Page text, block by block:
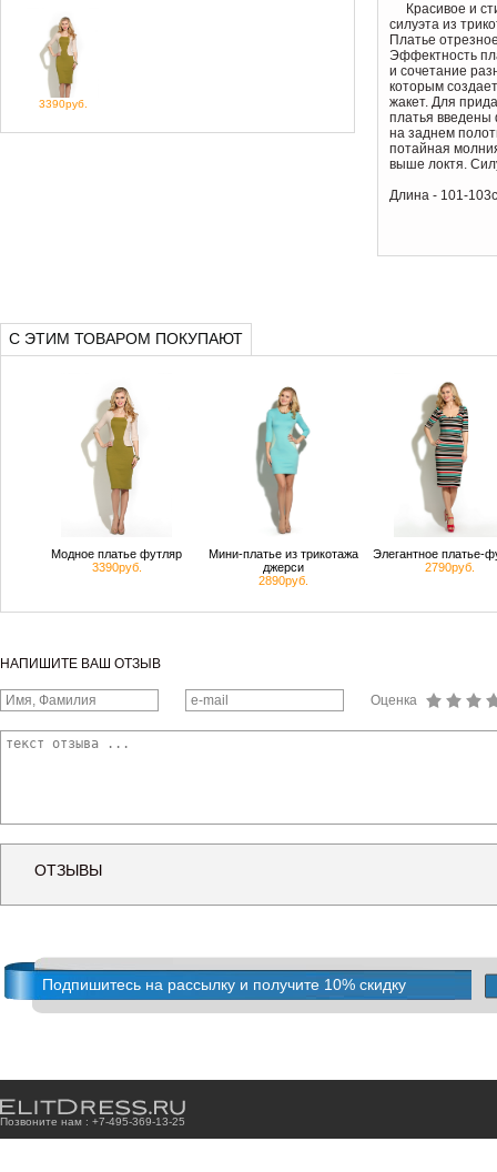
3390руб.
Красивое и
силуэта из
Платье
Эффектность
и сочетание
которым
жакет. Для
платья введены
на заднем
потайная
выше локтя.
Длина - 101-
С ЭТИМ ТОВАРОМ ПОКУПАЮТ
Модное платье футляр
3390руб.
Мини-платье из трикотажа
джерси
2890руб.
Элегантное платье-
2790руб.
НАПИШИТЕ ВАШ ОТЗЫВ
Оценка
ОТЗЫВЫ
Подпишитесь на рассылку и получите 10% скидку
Позвоните нам : +7-495-369-13-25